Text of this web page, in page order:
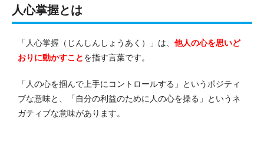
人心掌握とは
「人心掌握（じんしんしょうあく）」は、 他人の心を思いど
おりに動かすことを指す言葉です。
「人の心を掴んで上手にコントロールする」というポジティ
ブな意味と、「自分の利益のために人の心を操る」というネ
ガティブな意味があります。